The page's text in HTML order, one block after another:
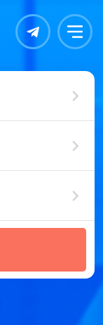
Контакты Меню